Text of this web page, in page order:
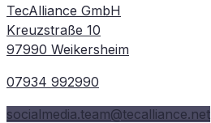
TecAlliance GmbH
Kreuzstraße 10
97990 Weikersheim
07934 992990
socialmedia.team@tecalliance.net